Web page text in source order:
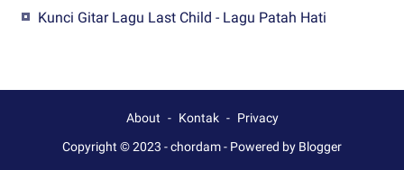
Kunci Gitar Lagu Last Child - Lagu Patah Hati
About Kontak
Privacy
Copyright © 2023 -chordam- Powered by Blogger